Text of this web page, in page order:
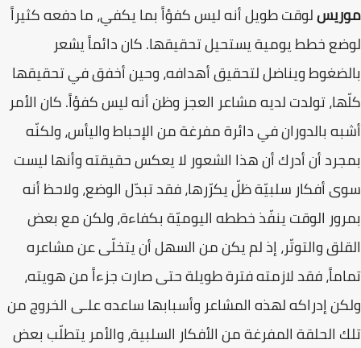
موريسلوقت طويل أنه ليس كفؤاً بما يكفي، ما دفعه كثيراً
لوضع خطط يومية يستحيل تحقيقها. كان دائماً يشعر
بالضغوط ويناضل لتحقيق أهدافه، وحين أخفق في تحقيقها
كلّها، تولدت لديه مشاعر العجز وظن أنه ليس كفؤاً. كان الأمر
أشبه بالدوران في دائرة مفرغة من الإحباط واليأس، ولكنّه
بمجرد أن أدرك أن هذا الشعور لا يعكس حقيقته وأنها ليست
سوى أفكار سلبيّة ظلّ يكرّرها، فقد تبدّل الوضع، ولاحظ أنه
بمرور الوقت ينفّذ خططه اليوميّة بكفاءة، ولكن مع بعض
القلق والتوتّر، إذ لم يكن من السهل أن يتخلّى عن مشاعره
تماماً، فقد لازمته فترة طويلة حتى صارت جزءاً من هويته،
ولكن إدراكه لهذه المشاعر وأسبابها ساعده علـى الخروج من
تلك الحلقة المفرغة من الأفكار السلبية، والأمر يتطلّب بعض